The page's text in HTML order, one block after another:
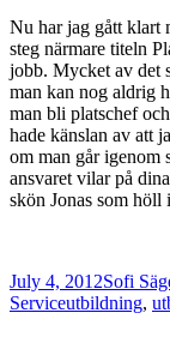
Nu har jag gått klart
steg närmare titeln
jobb. Mycket av det
man kan nog aldrig
man bli platschef
hade känslan av att
om man går igenom
ansvaret vilar på
skön Jonas som höll
Posted
on
July 4, 2012Author
Sofi
Serviceutbildning,